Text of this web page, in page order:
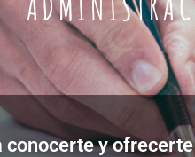
conocerte y